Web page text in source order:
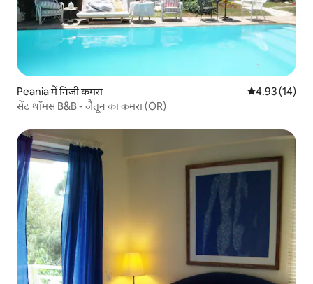
Peania में निजी कमरा औसत रेटिंग 5 में
4.93 (14)
सेंट थॉमस B&B - जैतून का कमरा (OR)